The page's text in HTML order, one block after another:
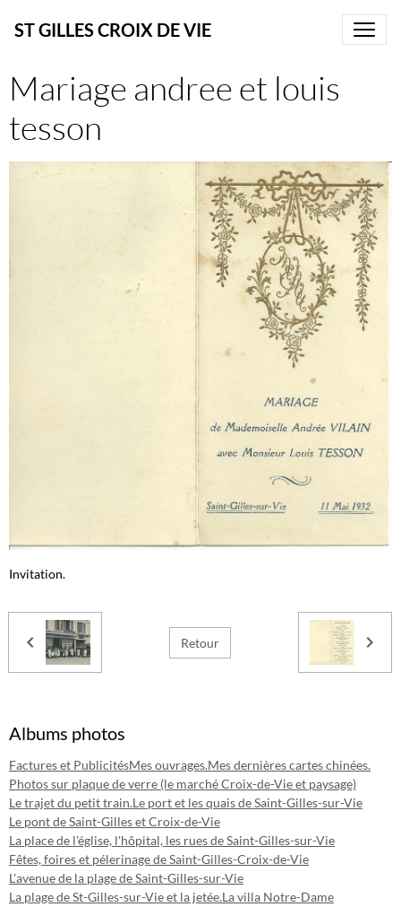
ST GILLES CROIX DE VIE
Mariage andree et louis
tesson
Invitation.
Retour
Albums photos
Factures et PublicitésMes ouvrages.Mes dernières cartes chinées.
Photos sur plaque de verre (le marché Croix-de-Vie et paysage)
Le trajet du petit train.Le port et les quais de Saint-Gilles-sur-Vie
Le pont de Saint-Gilles et Croix-de-Vie
La place de l'église, l'hôpital, les rues de Saint-Gilles-sur-Vie
Fêtes, foires et pélerinage de Saint-Gilles-Croix-de-Vie
L'avenue de la plage de Saint-Gilles-sur-Vie
La plage de St-Gilles-sur-Vie et la jetée.La villa Notre-Dame